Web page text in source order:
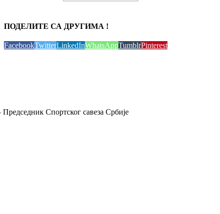
ПОДЕЛИТЕ СА ДРУГИМА !
FacebookTwitterLinkedInWhatsAppTumblrPinterest
Спортског савеза Србије